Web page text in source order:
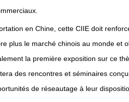
en Chine, cette CIIE doit
plus le marché chinois au monde et
la première exposition sur ce
des rencontres et séminaires
de réseautage à leur